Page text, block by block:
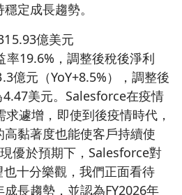
定成長趨勢。
億美元
率19.6%，調整後稅後淨利
億元（YoY+8.5%），調整後
美元。Salesforce在疫情
遽增，即使到後疫情時代，
黏著度也能使客戶持續使
優於預期下，Salesforce對
十分樂觀，我們正面看待
長趨勢，並認為FY2026年